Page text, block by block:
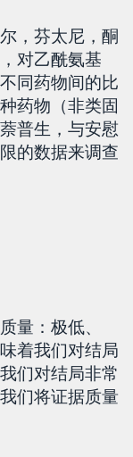
，芬太尼，酮
对乙酰氨基
同药物间的比
药物（非类固
普生，与安慰
的数据来调查
量：极低、
着我们对结局
们对结局非常
们将证据质量